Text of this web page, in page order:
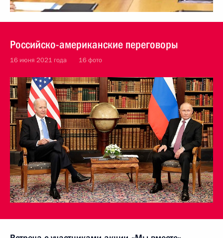
Российско-американские переговоры
16 июня 2021 года 16 фото